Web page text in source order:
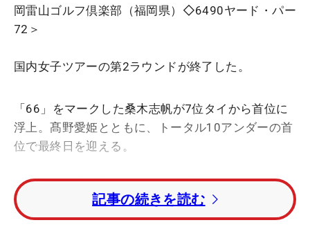
岡雷山ゴルフ倶楽部（福岡県）◇6490ヤード・パー
72＞
国内女子ツアーの第2ラウンドが終了した。
「66」をマークした桑木志帆が7位タイから首位に
浮上。髙野愛姫とともに、トータル10アンダーの首
位で最終日を迎える。
桑木は2024年「JLPGAツアー選手権リコーカッ
プ」以来となる、2年ぶりのツアー通算4勝目がかか
る。髙野は昨年6月「ヨネックスレディス」以来の
記事の続きを読む